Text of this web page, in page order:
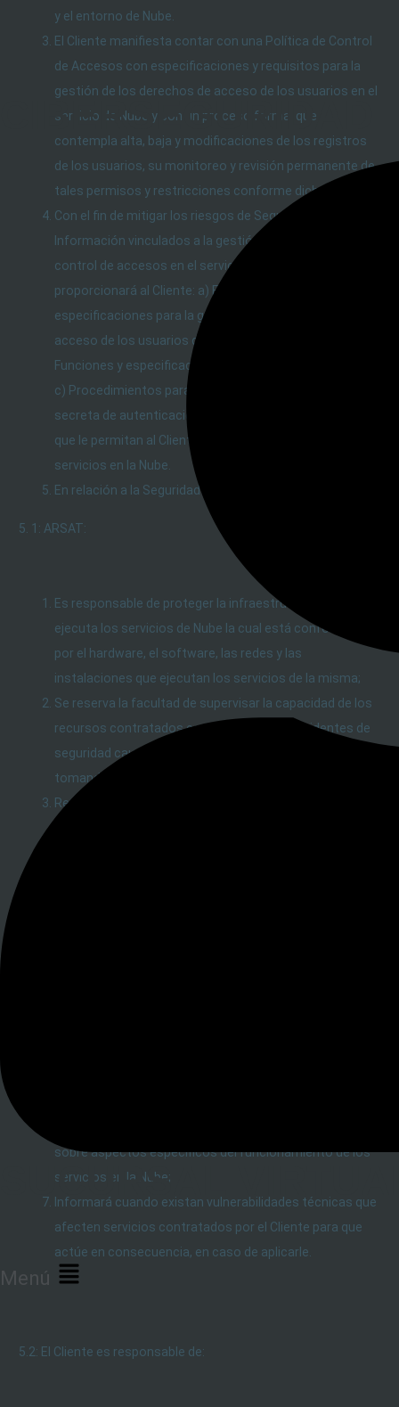
CIBERSEGURIDAD
SUCURSAL
Menú
y el entorno de Nube.
El Cliente manifiesta contar con una Política de Control
de Accesos con especificaciones y requisitos para la
gestión de los derechos de acceso de los usuarios en el
servicio de Nube y con un proceso formal que
contempla alta, baja y modificaciones de los registros
de los usuarios, su monitoreo y revisión permanente de
tales permisos y restricciones conforme dicha política.
Con el fin de mitigar los riesgos de Seguridad de la
Información vinculados a la gestión de identidades y
control de accesos en el servicio de Nube, ARSAT
proporcionará al Cliente: a) Funciones y
especificaciones para la gestión de los derechos de
acceso de los usuarios del Cliente en la Nube; b)
Funciones y especificaciones de alta y baja de usuarios;
c) Procedimientos para la gestión de la información
secreta de autenticación del Cliente y d) Mecanismos
que le permitan al Cliente restringir el acceso a sus
servicios en la Nube.
En relación a la Seguridad Operativa:
5. 1: ARSAT:
Es responsable de proteger la infraestructura que
ejecuta los servicios de Nube la cual está conformada
por el hardware, el software, las redes y las
instalaciones que ejecutan los servicios de la misma;
Se reserva la facultad de supervisar la capacidad de los
recursos contratados con el fin de evitar incidentes de
seguridad causados por la falta de los mismos
tomando las acciones necesarias;
Resguarda los registros de eventos y alertas
sobre aspectos específicos del funcionamiento de los
servicios en la Nube;
Informará cuando existan vulnerabilidades técnicas que
afecten servicios contratados por el Cliente para que
actúe en consecuencia, en caso de aplicarle.
5.2: El Cliente es responsable de: